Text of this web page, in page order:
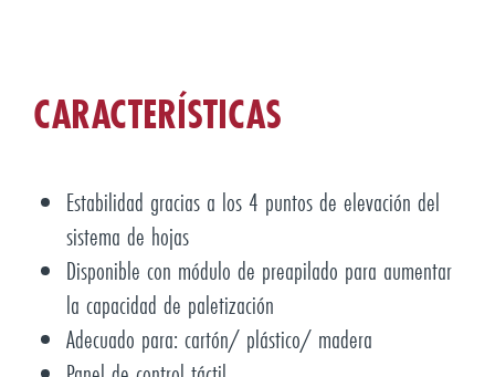
CARACTERÍSTICAS
Estabilidad gracias a los 4 puntos de elevación del
sistema de hojas
Disponible con módulo de preapilado para aumentar
la capacidad de paletización
Adecuado para: cartón/ plástico/ madera